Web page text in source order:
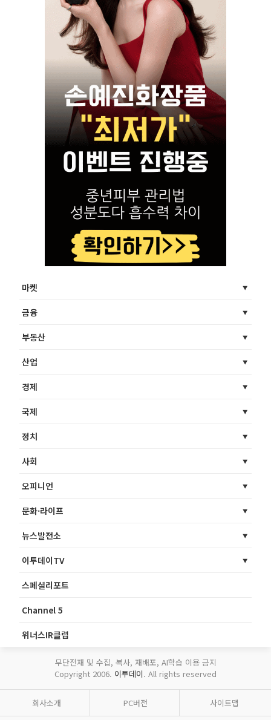
마켓
금융
부동산
산업
경제
국제
정치
사회
오피니언
문화·라이프
뉴스발전소
이투데이TV
스페셜리포트
Channel 5
위너스IR클럽
무단전재 및 수집, 복사, 재배포, AI학습 이용 금지
Copyright 2006. 이투데이. All rights reserved
회사소개 PC버전 사이트맵